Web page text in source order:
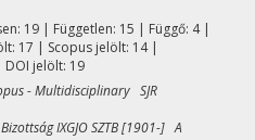
19| Független: 15 | Függő: 4 |
17 | Scopus jelölt: 14 |
DOI jelölt: 19
- Multidisciplinary SJR
IXGJO SZTB [1901-] A